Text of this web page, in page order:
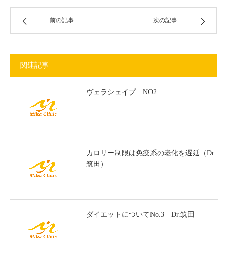
前の記事 次の記事
関連記事
ヴェラシェイプ NO2
カロリー制限は免疫系の老化を遅延（Dr.
筑田）
ダイエットについてNo.3 Dr.筑田